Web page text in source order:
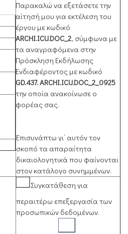
Παρακαλώ να εξετάσετε την
αίτησή μου για εκτέλεση του
έργου με κωδικό
ARCHI.ICU.DOC_2, σύμφωνα με
τα αναγραφόμενα στην
Πρόσκληση Εκδήλωσης
Ενδιαφέροντος με κωδικό
GD.437.ARCHI.ICU.DOC_2_0925
την οποία ανακοίνωσε ο
φορέας σας.
Επισυνάπτω γι’ αυτόν τον
σκοπό τα απαραίτητα
δικαιολογητικά που φαίνονται
στον κατάλογο συνημμένων.
Συγκατάθεση για
περαιτέρω επεξεργασία των
προσωπικών δεδομένων.